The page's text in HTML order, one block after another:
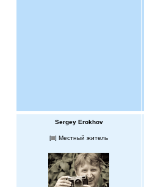
Sergey Erokhov
[ ] Местный житель